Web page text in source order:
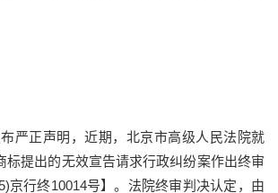
严正声明，近期，北京市高级人民法院就
标提出的无效宣告请求行政纠纷案作出终审
京行终10014号】。法院终审判决认定，由